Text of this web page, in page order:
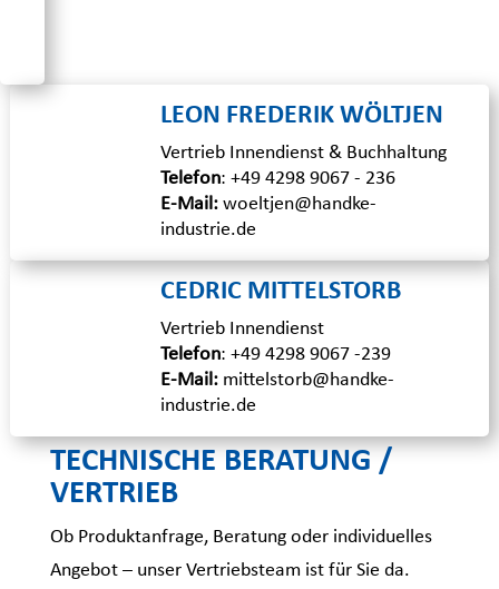
LEON FREDERIK WÖLTJEN
Vertrieb Innendienst & Buchhaltung
Telefon: +49 4298 9067 - 236
E-Mail: woeltjen@handke-
industrie.de
CEDRIC MITTELSTORB
Vertrieb Innendienst
Telefon: +49 4298 9067 -239
E-Mail: mittelstorb@handke-
industrie.de
TECHNISCHE BERATUNG /
VERTRIEB
Ob Produktanfrage, Beratung oder individuelles
Angebot – unser Vertriebsteam ist für Sie da.